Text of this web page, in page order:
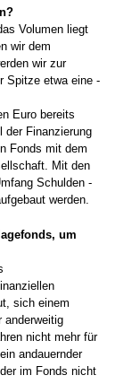
Volumen liegt
wir dem
wir zur
Spitze etwa eine
Euro bereits
der ­Finanzierung
Fonds mit dem
Mit den
Schulden
werden.
um
sich einem
anderweitig
nicht mehr für
andauernder
im Fonds nicht